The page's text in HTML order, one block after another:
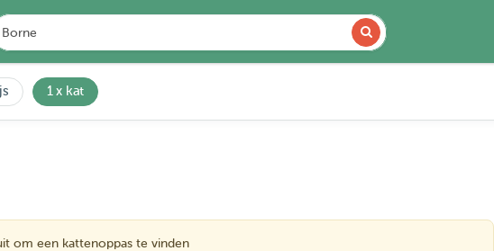
1 x kat
om een kattenoppas te vinden